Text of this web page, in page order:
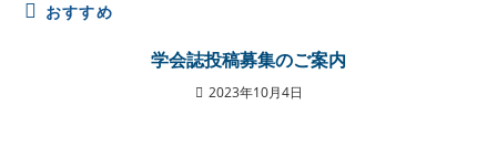
おすすめ
学会誌投稿募集のご案内
2023年10月4日